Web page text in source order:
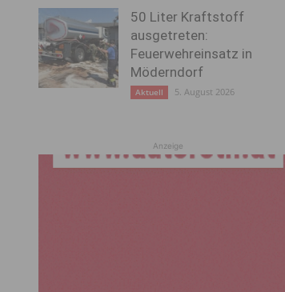
50 Liter Kraftstoff
ausgetreten:
Feuerwehreinsatz in
Möderndorf
Aktuell 5. August 2026
Anzeige